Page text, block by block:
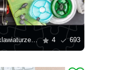
Sprzęt wędkarski na klawiaturze laptopa 4 693